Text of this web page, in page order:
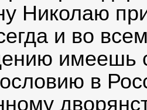
Николаю
и во
имеешь
в